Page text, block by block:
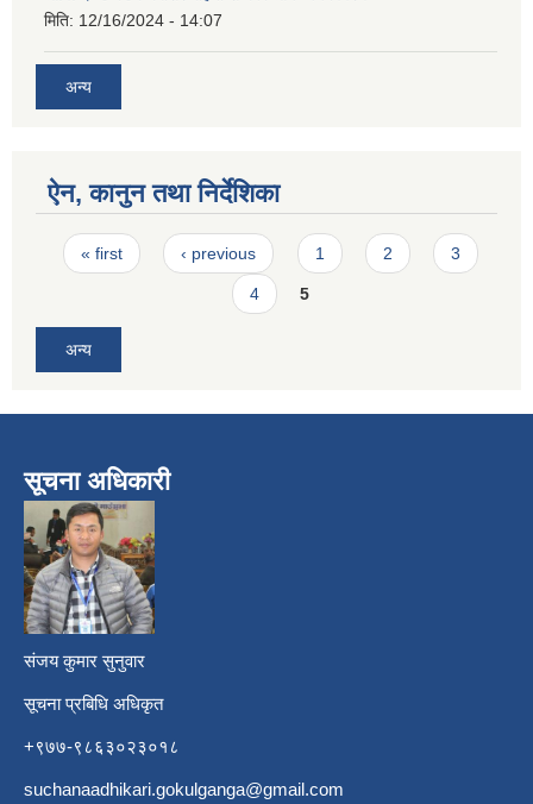
मिति: 12/16/2024 - 14:07
अन्य
ऐन, कानुन तथा निर्देशिका
Pages
« first ‹ previous 1 2 3
4 5
अन्य
सूचना अधिकारी
संजय कुमार सुनुवार
सूचना प्रबिधि अधिकृत
+९७७-९८६३०२३०१८
suchanaadhikari.gokulganga@gmail.com